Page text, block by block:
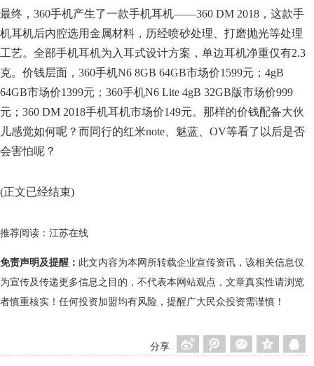
最终，360手机产生了一款手机耳机——360 DM 2018，这款手
机耳机后内腔选用金属材料，历经喷砂处理、打磨抛光等处理
工艺。全部手机耳机为入耳式设计方案，单边耳机净重仅有2.3
克。价钱层面，360手机N6 8GB 64GB市场价1599元；4gB
64GB市场价1399元；360手机N6 Lite 4gB 32GB版市场价999
元；360 DM 2018手机耳机市场价149元。那样的价钱配备大伙
儿感觉如何呢？而同行的红米note、魅蓝、OV等看了以后是否
会害怕呢？
(正文已经结束)
推荐阅读： 江苏在线
免责声明及提醒： 此文内容为本网所转载企业宣传资讯，该相关信息仅
为宣传及传递更多信息之目的，不代表本网站观点，文章真实性请浏览
者慎重核实！任何投资加盟均有风险，提醒广大民众投资需谨慎！
分享